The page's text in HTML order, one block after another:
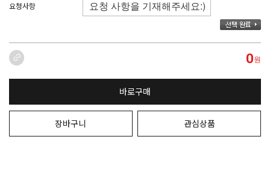
요청사항
0원
바로구매
장바구니 관심상품